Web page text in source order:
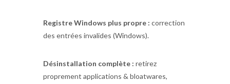
Registre Windows plus propre : correction
des entrées invalides (Windows).
Désinstallation complète : retirez
proprement applications & bloatwares,